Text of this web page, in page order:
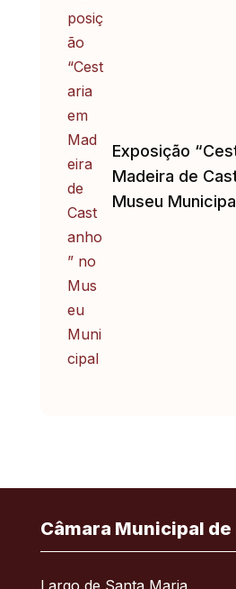
Exposição
Madeira de
Museu
Câmara Municipal
Largo de Santa Maria